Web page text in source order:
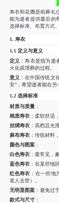
寿衣和花圈是殡葬礼
能为逝者提供最后的
选择标准、布置方式
1. 寿衣
1.1定义与意义
定义 ：寿衣是指为逝
火化或埋葬的过程。
意义 ：在中国传统文
安”，希望逝者能在另
1.2选择标准
材质与质量：
棉质寿衣：柔软舒适
丝绸寿衣：高档且光
麻布寿衣：传统材料
颜色与图案：
白色寿衣：最常见，
蓝色寿衣：在某些地
红色寿衣 ：在一些地
老人去世）。
无明显图案：避免过
款式与尺寸：